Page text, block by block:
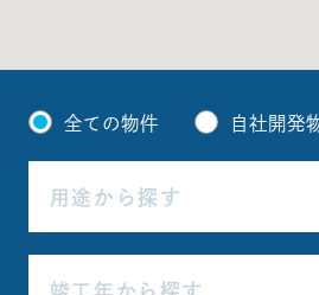
全ての物件 自社開発